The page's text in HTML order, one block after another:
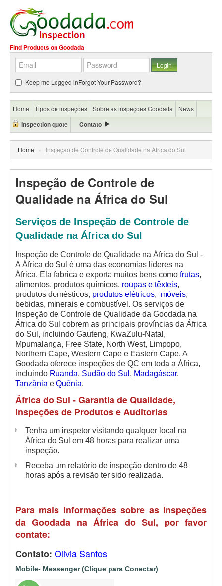
Find Products on Goodada
Keep me Logged inForgot Your Password?
Home Tipos de inspeções Sobre as inspeções Goodada News
Inspection quote Contato
Home » Inspeção de Controle de Qualidade na África do Sul
Inspeção de Controle de
Qualidade na África do Sul
Serviços de Inspeção de Controle de
Qualidade na África do Sul
Inspeção de Controle de Qualidade na África do Sul -
A África do Sul é uma das economias líderes na
África. Ela fabrica e exporta muitos bens como frutas,
alimentos, produtos químicos, roupas e têxteis,
produtos domésticos, produtos elétricos, móveis,
bebidas, minerais e combustível. Os serviços de
Inspeção de Controle de Qualidade da Goodada na
África do Sul cobrem as principais províncias da África
do Sul, incluindo Gauteng, KwaZulu-Natal,
Mpumalanga, Free State, North West, Limpopo,
Northern Cape, Western Cape e Eastern Cape. A
Goodada oferece inspeções de QC em toda a África,
incluindo Ruanda, Sudão do Sul , Madagáscar,
Tanzânia e Quênia.
África do Sul - Garantia de Qualidade,
Inspeções de Produtos e Auditorias
Tenha um inspetor visitando qualquer local na
África do Sul em 48 horas para realizar uma
inspeção.
Receba um relatório de inspeção dentro de 48
horas após a revisão ter sido realizada.
Para mais informações sobre as Inspeções
da Goodada na África do Sul, por favor
contate:
Contato: Olivia Santos
Mobile- Messenger (Clique para Conectar)